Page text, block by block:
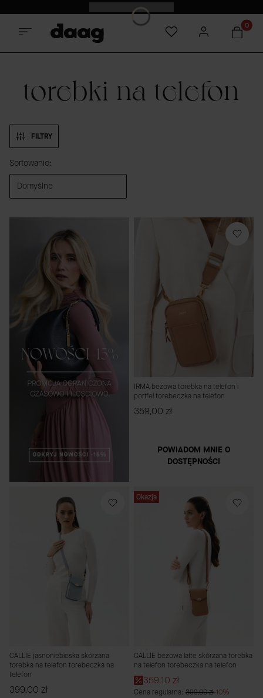
Odkryj nowości -15%
torebki na telefon
FILTRY
Lista produktów
Sortowanie:
Domyślne
IRMA beżowa torebka na telefon i
portfel torebeczka na telefon
Cena
359,00 zł
POWIADOM MNIE O
DOSTĘPNOŚCI
CALLIE jasnoniebieska skórzana
torebka na telefon torebeczka na
telefon
Cena
399,00 zł
Okazja
CALLIE beżowa latte skórzana torebka
na telefon torebeczka na telefon
Cena promocyjna
359,10 zł
Cena regularna: 399,00 zł-10%